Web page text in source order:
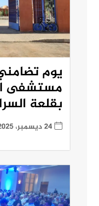
يوم
مستشفى
بقلعة
24 ديسمبر، 2025